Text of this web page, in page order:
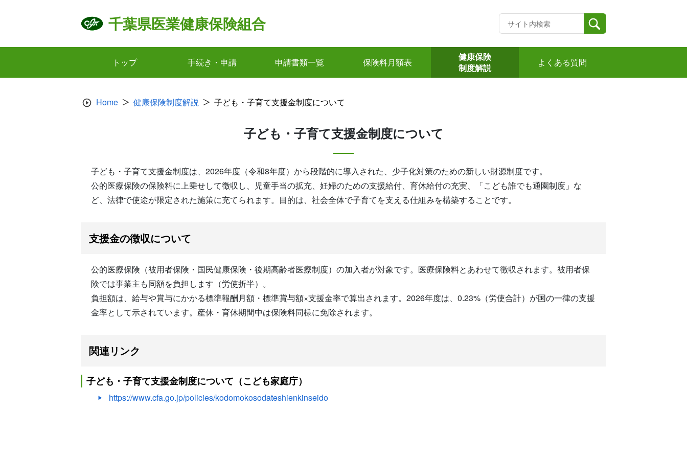
千葉県医業健康保険組合
トップ 手続き・申請 申請書類一覧 保険料月額表
健康保険
制度解説
よくある質問
Home 健康保険制度解説 子ども・子育て支援金制度について
子ども・子育て支援金制度について
子ども・子育て支援金制度は、2026年度（令和8年度）から段階的に導入された、少子化対策のための新しい財源制度です。
公的医療保険の保険料に上乗せして徴収し、児童手当の拡充、妊婦のための支援給付、育休給付の充実、「こども誰でも通園制度」な
ど、法律で使途が限定された施策に充てられます。目的は、社会全体で子育てを支える仕組みを構築することです。
支援金の徴収について
公的医療保険（被用者保険・国民健康保険・後期高齢者医療制度）の加入者が対象です。医療保険料とあわせて徴収されます。被用者保
険では事業主も同額を負担します（労使折半）。
負担額は、給与や賞与にかかる標準報酬月額・標準賞与額×支援金率で算出されます。2026年度は、0.23%（労使合計）が国の一律の支援
金率として示されています。産休・育休期間中は保険料同様に免除されます。
関連リンク
子ども・子育て支援金制度について（こども家庭庁）
https://www.cfa.go.jp/policies/kodomokosodateshienkinseido